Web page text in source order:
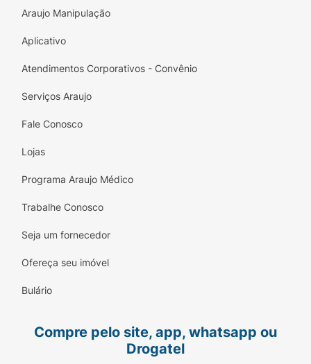
Fórmula Livre:
busca suplementação
Uso Prático:A recomendação é de apenas
deliciosos de
Peso:Contém157,5 g
Invista na beleza da sua pele, cabelo e unhas
Gomas!
Araujo Manipulação
Aplicativo
Atendimentos Corporativos - Convênio
Serviços Araujo
Fale Conosco
Lojas
Programa Araujo Médico
Trabalhe Conosco
Seja um fornecedor
Ofereça seu imóvel
Bulário
Compre pelo site, app, whatsapp ou
Drogatel